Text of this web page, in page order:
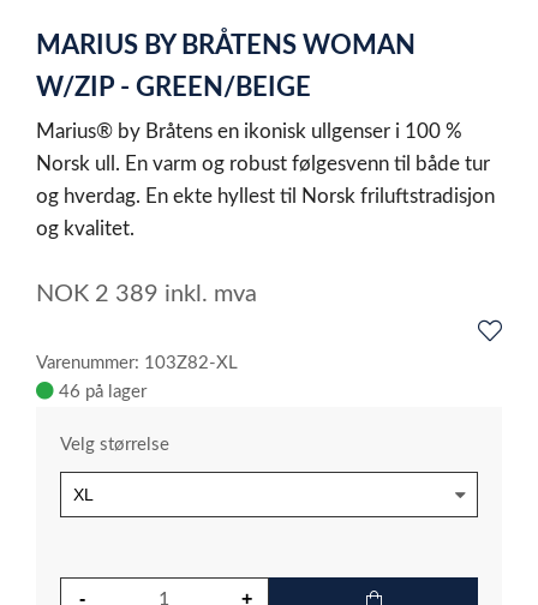
of
2
MARIUS BY BRÅTENS WOMAN
W/ZIP - GREEN/BEIGE
Marius® by Bråtens en ikonisk ullgenser i 100 %
Norsk ull. En varm og robust følgesvenn til både tur
og hverdag. En ekte hyllest til Norsk friluftstradisjon
og kvalitet.
NOK 2 389 inkl. mva
Varenummer: 103Z82-XL
46 på lager
Velg størrelse